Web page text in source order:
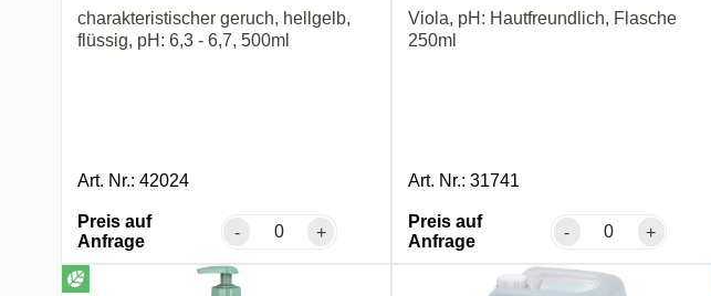
charakteristischer geruch, hellgelb,
flüssig, pH: 6,3 - 6,7, 500ml
Art. Nr.: 42024
Preis auf
Anfrage
- +
Viola, pH: Hautfreundlich, Flasche
250ml
Art. Nr.: 31741
Preis auf
Anfrage
- +